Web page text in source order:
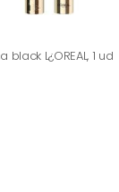
L¿OREAL, 1 ud